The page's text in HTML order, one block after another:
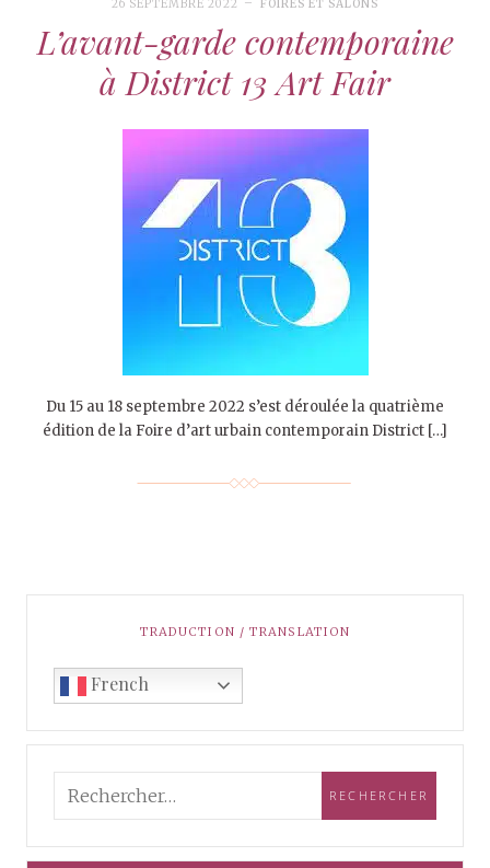
26 SEPTEMBRE 2022 FOIRES ET SALONS
L’avant-garde contemporaine
à District 13 Art Fair
Du 15 au 18 septembre 2022 s’est déroulée la quatrième
édition de la Foire d’art urbain contemporain District […]
TRADUCTION / TRANSLATION
French